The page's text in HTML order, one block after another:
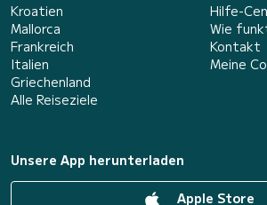
Kroatien
Mallorca
Frankreich
Italien
Griechenland
Alle Reiseziele
Hilfe-
Wie
Kontakt
Meine
Unsere App herunterladen
Apple Store